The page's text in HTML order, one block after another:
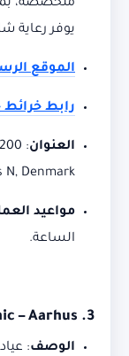
متخصصة،
يوفر رعاية
الموقع
رابط
العنوان:
N, Denmark
مواعيد
الساعة.
3.
– Aarhus
الوصف: